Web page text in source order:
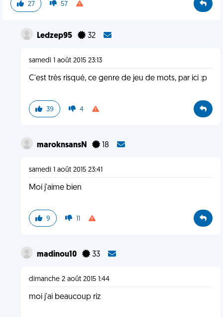
27 57
Ledzep95 32
samedi 1 août 2015 23:13
C'est très risqué, ce genre de jeu de mots, par ici :p
39 4
maroknsansN 18
samedi 1 août 2015 23:41
Moi j'aime bien
9 11
madinou10 33
dimanche 2 août 2015 1:44
moi j'ai beaucoup riz